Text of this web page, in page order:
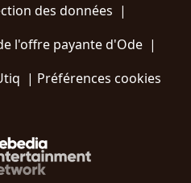
des données |
l'offre payante d'Ode |
| Préférences cookies